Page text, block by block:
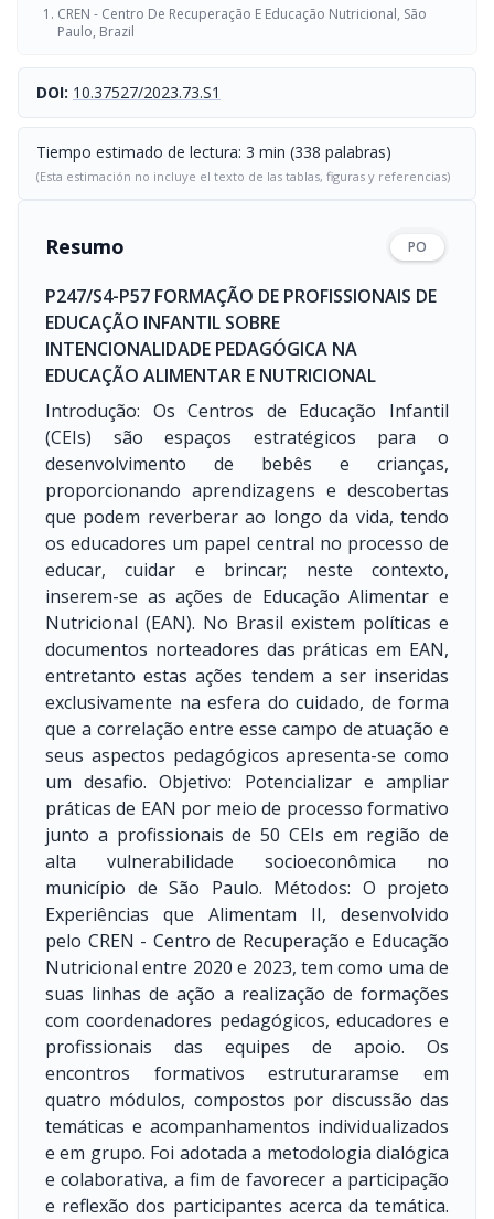
CREN - Centro De Recuperação E Educação Nutricional, São
Paulo, Brazil
DOI: 10.37527/2023.73.S1
Tiempo estimado de lectura: 3 min (338 palabras)
(Esta estimación no incluye el texto de las tablas, figuras y referencias)
Resumo PO
P247/S4-P57 FORMAÇÃO DE PROFISSIONAIS DE
EDUCAÇÃO INFANTIL SOBRE
INTENCIONALIDADE PEDAGÓGICA NA
EDUCAÇÃO ALIMENTAR E NUTRICIONAL
Introdução: Os Centros de Educação Infantil
(CEIs) são espaços estratégicos para o
desenvolvimento de bebês e crianças,
proporcionando aprendizagens e descobertas
que podem reverberar ao longo da vida, tendo
os educadores um papel central no processo de
educar, cuidar e brincar; neste contexto,
inserem-se as ações de Educação Alimentar e
Nutricional (EAN). No Brasil existem políticas e
documentos norteadores das práticas em EAN,
entretanto estas ações tendem a ser inseridas
exclusivamente na esfera do cuidado, de forma
que a correlação entre esse campo de atuação e
seus aspectos pedagógicos apresenta-se como
um desafio. Objetivo: Potencializar e ampliar
práticas de EAN por meio de processo formativo
junto a profissionais de 50 CEIs em região de
alta vulnerabilidade socioeconômica no
município de São Paulo. Métodos: O projeto
Experiências que Alimentam II, desenvolvido
pelo CREN - Centro de Recuperação e Educação
Nutricional entre 2020 e 2023, tem como uma de
suas linhas de ação a realização de formações
com coordenadores pedagógicos, educadores e
profissionais das equipes de apoio. Os
encontros formativos estruturaramse em
quatro módulos, compostos por discussão das
temáticas e acompanhamentos individualizados
e em grupo. Foi adotada a metodologia dialógica
e colaborativa, a fim de favorecer a participação
e reflexão dos participantes acerca da temática.